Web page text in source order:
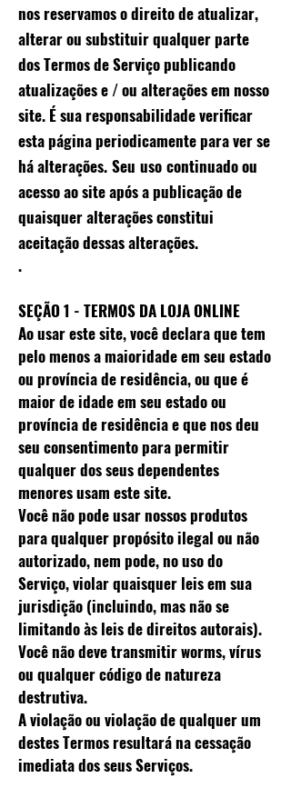
nos reservamos o direito de atualizar,
alterar ou substituir qualquer parte
dos Termos de Serviço publicando
atualizações e / ou alterações em nosso
site. É sua responsabilidade verificar
esta página periodicamente para ver se
há alterações. Seu uso continuado ou
acesso ao site após a publicação de
quaisquer alterações constitui
aceitação dessas alterações.
.
SEÇÃO 1 - TERMOS DA LOJA ONLINE
Ao usar este site, você declara que tem
pelo menos a maioridade em seu estado
ou província de residência, ou que é
maior de idade em seu estado ou
província de residência e que nos deu
seu consentimento para permitir
qualquer dos seus dependentes
menores usam este site.
Você não pode usar nossos produtos
para qualquer propósito ilegal ou não
autorizado, nem pode, no uso do
Serviço, violar quaisquer leis em sua
jurisdição (incluindo, mas não se
limitando às leis de direitos autorais).
Você não deve transmitir worms, vírus
ou qualquer código de natureza
destrutiva.
A violação ou violação de qualquer um
destes Termos resultará na cessação
imediata dos seus Serviços.